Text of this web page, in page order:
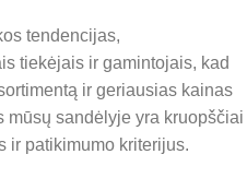
tendencijas,
tiekėjais ir gamintojais, kad
ir geriausias kainas
mūsų sandėlyje yra kruopščiai
ir patikimumo kriterijus.